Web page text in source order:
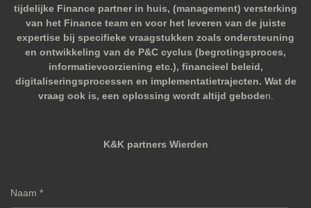
tijdelijke Finance partner in huis, (management) versterking
van het Finance team en voor het leveren van de juiste
expertise bij specifieke vraagstukken zoals ondersteuning
en ontwikkeling van de P&C cyclus (begrotingsproces,
informatievoorziening etc.), financieel beleid,
digitaliseringsprocessen en implementatietrajecten. Wat de
vraag ook is, een oplossing wordt altijd geboden.
K&K partners Wierden
Naam *